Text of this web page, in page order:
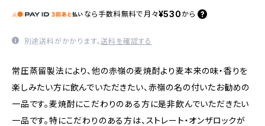
なら 手数料無料で 月々¥530 から
別途送料がかかります。送料を確認する
常圧蒸留製法により、他の赤嶺の麦焼酎より麦本来の味・香りを
楽しみたい方に飲んでいただきたい、赤嶺の名の付いたお勧めの
一品です。麦焼酎にこだわりのある方に是非飲んでいただきたい
一品です。特にこだわりのある方は、ストレート・オンザロックが